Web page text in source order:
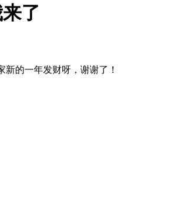
了
的一年发财呀，谢谢了！